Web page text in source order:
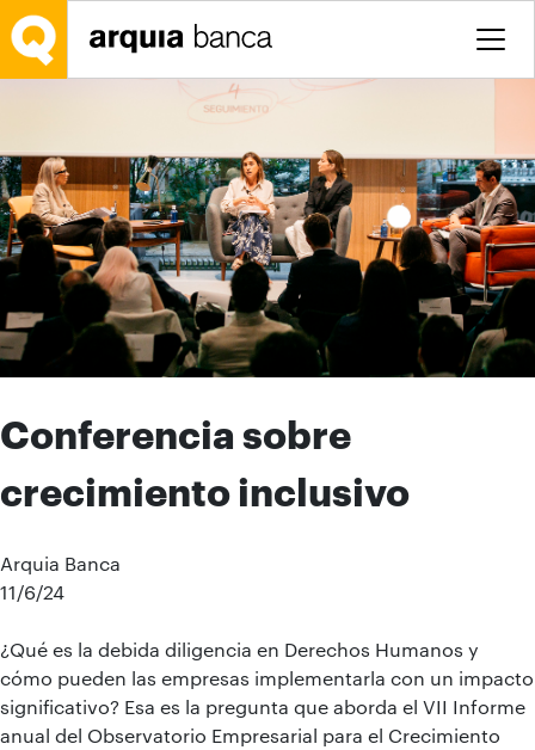
Saltar al contenido principal
Conferencia sobre
crecimiento inclusivo
Arquia Banca
11/6/24
¿Qué es la debida diligencia en Derechos Humanos y
cómo pueden las empresas implementarla con un impacto
significativo? Esa es la pregunta que aborda el VII Informe
anual del Observatorio Empresarial para el Crecimiento